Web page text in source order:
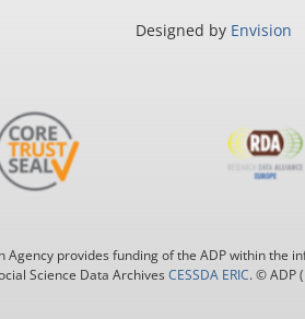
Designed by Envision
Agency provides funding of the ADP within the
Science Data Archives CESSDA ERIC. © ADP